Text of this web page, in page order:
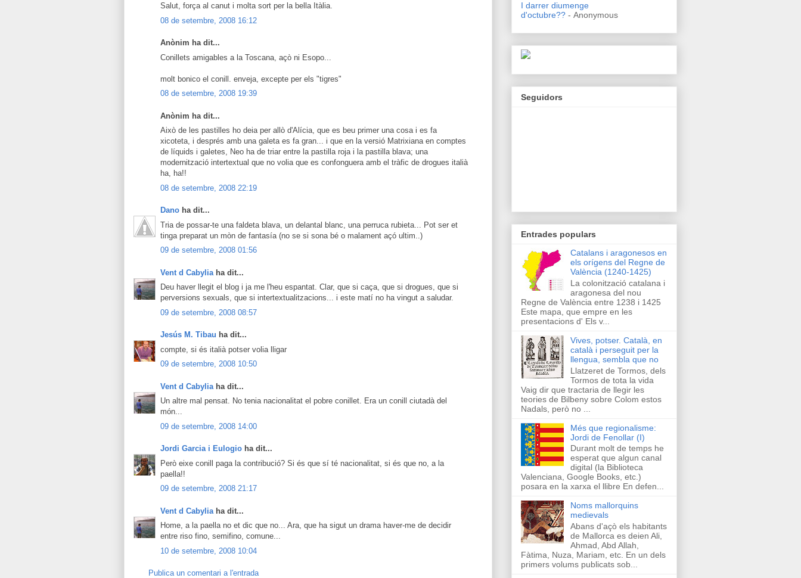
Salut, força al canut i molta sort per la bella Itàlia.
08 de setembre, 2008 16:12
Anònim ha dit...
Conillets amigables a la Toscana, açò ni Esopo...
molt bonico el conill. enveja, excepte per els "tigres"
08 de setembre, 2008 19:39
Anònim ha dit...
Això de les pastilles ho deia per allò d'Alícia, que es beu primer una cosa i es fa
xicoteta, i després amb una galeta es fa gran... i que en la versió Matrixiana en comptes
de líquids i galetes, Neo ha de triar entre la pastilla roja i la pastilla blava; una
modernització intertextual que no volia que es confonguera amb el tràfic de drogues italià
ha, ha!!
08 de setembre, 2008 22:19
Dano ha dit...
Tria de possar-te una faldeta blava, un delantal blanc, una perruca rubieta... Pot ser et
tinga preparat un mòn de fantasía (no se si sona bé o malament açó ultim..)
09 de setembre, 2008 01:56
Vent d Cabylia ha dit...
Deu haver llegit el blog i ja me l'heu espantat. Clar, que si caça, que si drogues, que si
perversions sexuals, que si intertextualitzacions... i este matí no ha vingut a saludar.
09 de setembre, 2008 08:57
Jesús M. Tibau ha dit...
compte, si és italià potser volia lligar
09 de setembre, 2008 10:50
Vent d Cabylia ha dit...
Un altre mal pensat. No tenia nacionalitat el pobre conillet. Era un conill ciutadà del
món...
09 de setembre, 2008 14:00
Jordi Garcia i Eulogio ha dit...
Però eixe conill paga la contribució? Si és que sí té nacionalitat, si és que no, a la
paella!!
09 de setembre, 2008 21:17
Vent d Cabylia ha dit...
Home, a la paella no et dic que no... Ara, que ha sigut un drama haver-me de decidir
entre riso fino, semifino, comune...
10 de setembre, 2008 10:04
Publica un comentari a l'entrada
I darrer diumenge
d'octubre?? - Anonymous
Seguidors
Entrades populars
Catalans i aragonesos en
els orígens del Regne de
València (1240-1425)
La colonització catalana i
aragonesa del nou
Regne de València entre 1238 i 1425
Este mapa, que empre en les
presentacions d' Els v...
Vives, potser. Català, en
català i perseguit per la
llengua, sembla que no
Llatzeret de Tormos, dels
Tormos de tota la vida
Vaig dir que tractaria de llegir les
teories de Bilbeny sobre Colom estos
Nadals, però no ...
Més que regionalisme:
Jordi de Fenollar (I)
Durant molt de temps he
esperat que algun canal
digital (la Biblioteca
Valenciana, Google Books, etc.)
posara en la xarxa el llibre En defen...
Noms mallorquins
medievals
Abans d'açò els habitants
de Mallorca es deien Ali,
Ahmad, Abd Allah,
Fàtima, Nuza, Mariam, etc. En un dels
primers volums publicats sob...